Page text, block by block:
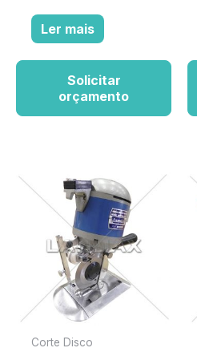
Ler mais
Solicitar
orçamento
Corte Disco